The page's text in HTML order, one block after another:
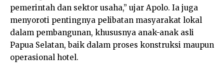
pemerintah dan sektor usaha,” ujar Apolo. Ia juga
menyoroti pentingnya pelibatan masyarakat lokal
dalam pembangunan, khususnya anak-anak asli
Papua Selatan, baik dalam proses konstruksi maupun
operasional hotel.